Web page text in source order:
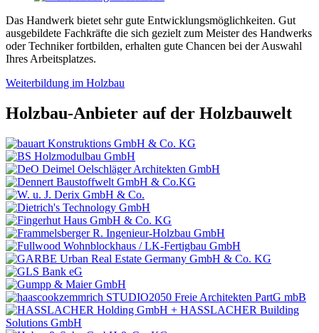
Das Handwerk bietet sehr gute Entwicklungsmöglichkeiten. Gut
ausgebildete Fachkräfte die sich gezielt zum Meister des Handwerks
oder Techniker fortbilden, erhalten gute Chancen bei der Auswahl
Ihres Arbeitsplatzes.
Weiterbildung im Holzbau
Holzbau-Anbieter auf der Holzbauwelt